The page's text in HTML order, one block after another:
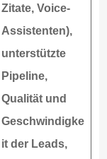
Zitate, Voice-
Assistenten),
unterstützte
Pipeline,
Qualität und
Geschwindigke
it der Leads,